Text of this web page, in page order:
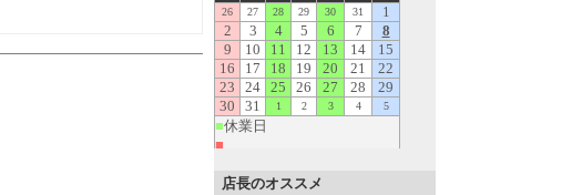
店長のオススメ